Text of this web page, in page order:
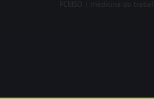
PCMS O | medicina do